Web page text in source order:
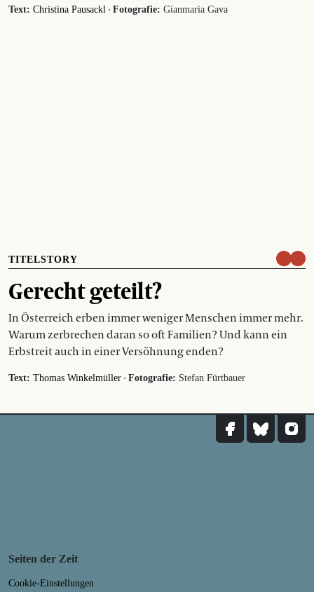
Text: Christina Pausackl · Fotografie: Gianmaria Gava
TITELSTORY
Gerecht geteilt?
In Österreich erben immer weniger Menschen immer mehr.
Warum zerbrechen daran so oft Familien? Und kann ein
Erbstreit auch in einer Versöhnung enden?
Text: Thomas Winkelmüller · Fotografie: Stefan Fürtbauer
Seiten der Zeit
Cookie-Einstellungen